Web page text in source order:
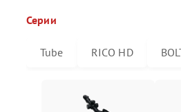
Серии
Tube RICO HD